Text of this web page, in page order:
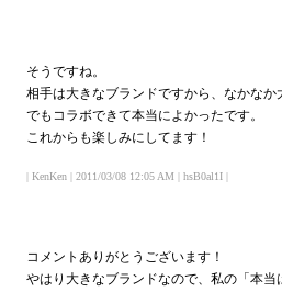
そうですね。
相手は大きなブランドですから、なかなか
でもコラボできて本当によかったです。
これからも楽しみにしてます！
| KenKen | 2011/03/08 12:05 AM | hsB0al1I |
コメントありがとうございます！
やはり大きなブランドなので、私の「本